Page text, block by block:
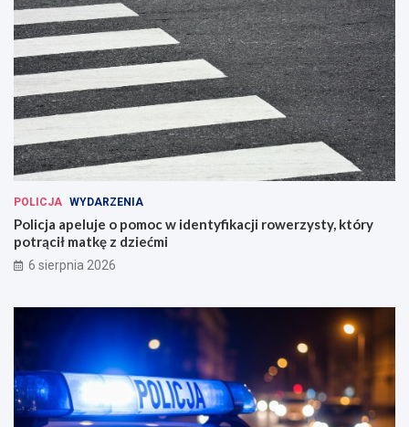
POLICJA WYDARZENIA
Policja apeluje o pomoc w identyfikacji rowerzysty, który
potrącił matkę z dziećmi
6 sierpnia 2026